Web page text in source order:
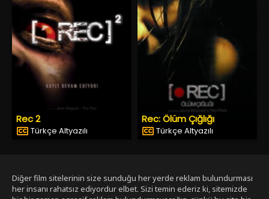
Rec 2
Türkçe Altyazılı
Rec: Ölüm Çığlığı
Türkçe Altyazılı
Diğer film sitelerinin size sunduğu her yerde reklam bulundurması
her insanı rahatsız ediyordur elbet. Sizi temin ederiz ki, sitemizde